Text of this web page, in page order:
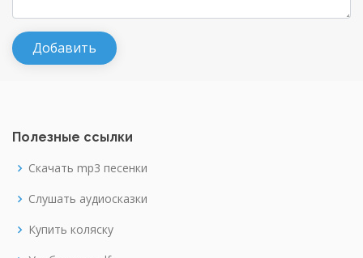
Полезные ссылки
Скачать mp3 песенки
Слушать аудиосказки
Купить коляску